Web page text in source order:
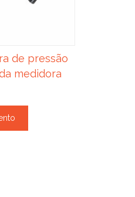
de pressão
medidora